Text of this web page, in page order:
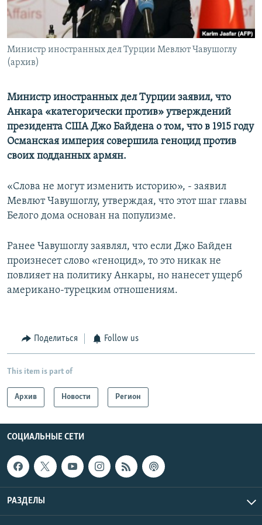
Հայերեն
English
Русский
Все сайты Радио Азатутюн
Министр иностранных дел Турции Мевлют Чавушоглу
(архив)
Министр иностранных дел Турции заявил, что
Анкара «категорически против» утверждений
президента США Джо Байдена о том, что в 1915 году
Османская империя совершила геноцид против
своих подданных армян.
«Слова не могут изменить историю», - заявил
Мевлют Чавушоглу, утверждая, что этот шаг главы
Белого дома основан на популизме.
Ранее Чавушоглу заявлял, что если Джо Байден
произнесет слово «геноцид», то это никак не
повлияет на политику Анкары, но нанесет ущерб
американо-турецким отношениям.
Поделиться Follow us
This item is part of
Архив Новости Регион
СОЦИАЛЬНЫЕ СЕТИ
РАЗДЕЛЫ